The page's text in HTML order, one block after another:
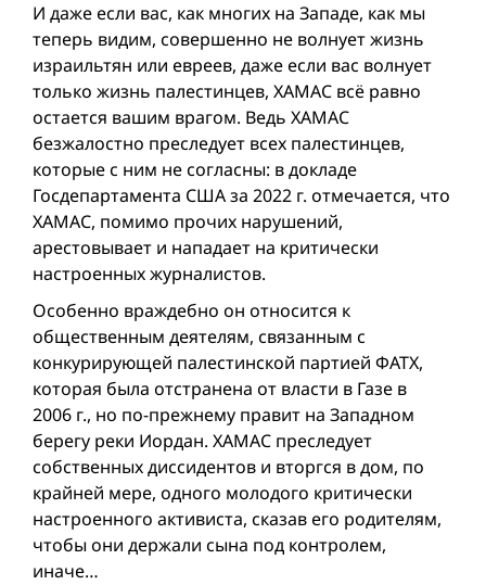
И даже если вас, как многих на Западе, как мы
теперь видим, совершенно не волнует жизнь
израильтян или евреев, даже если вас волнует
только жизнь палестинцев, ХАМАС всё равно
остается вашим врагом. Ведь ХАМАС
безжалостно преследует всех палестинцев,
которые с ним не согласны: в докладе
Госдепартамента США за 2022 г. отмечается, что
ХАМАС, помимо прочих нарушений,
арестовывает и нападает на критически
настроенных журналистов.
Особенно враждебно он относится к
общественным деятелям, связанным с
конкурирующей палестинской партией ФАТХ,
которая была отстранена от власти в Газе в
2006 г., но по-прежнему правит на Западном
берегу реки Иордан. ХАМАС преследует
собственных диссидентов и вторгся в дом, по
крайней мере, одного молодого критически
настроенного активиста, сказав его родителям,
чтобы они держали сына под контролем,
иначе…